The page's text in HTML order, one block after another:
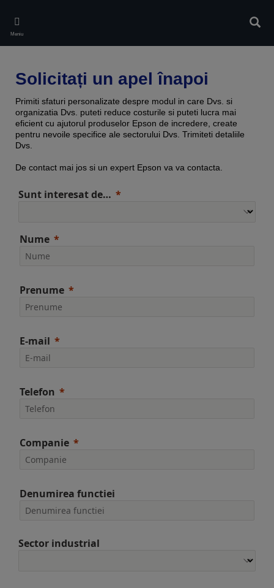
main
content
Meniu
Solicitați un apel înapoi
Primiti sfaturi personalizate despre modul in care Dvs. si
organizatia Dvs. puteti reduce costurile si puteti lucra mai
eficient cu ajutorul produselor Epson de incredere, create
pentru nevoile specifice ale sectorului Dvs. Trimiteti detaliile
Dvs.
De contact mai jos si un expert Epson va va contacta.
Sunt interesat de…
Nume
Prenume
E-mail
Telefon
Companie
Denumirea functiei
Sector industrial